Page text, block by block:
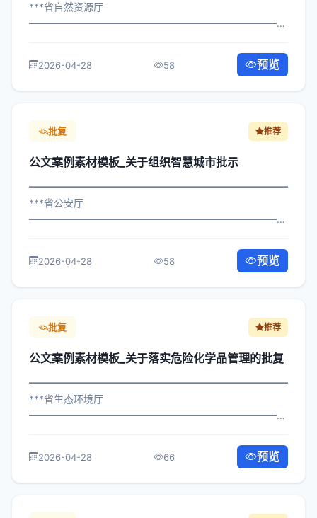
***省自然资源厅
构： 为深入贯彻落实习近平总书记...
2026-04-28 58 预览
批复 推荐
公文案例素材模板_关于组织智慧城市批示
***省公安厅
深入贯彻落实习近平总书记关于关于组...
2026-04-28 58 预览
批复 推荐
公文案例素材模板_关于落实危险化学品管理的批复
***省生态环境厅
机构： 为深入贯彻落实习近平总书...
2026-04-28 66 预览